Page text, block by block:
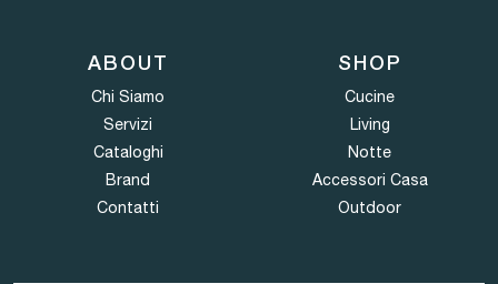
ABOUT
Chi Siamo
Servizi
Cataloghi
Brand
Contatti
SHOP
Cucine
Living
Notte
Accessori Casa
Outdoor